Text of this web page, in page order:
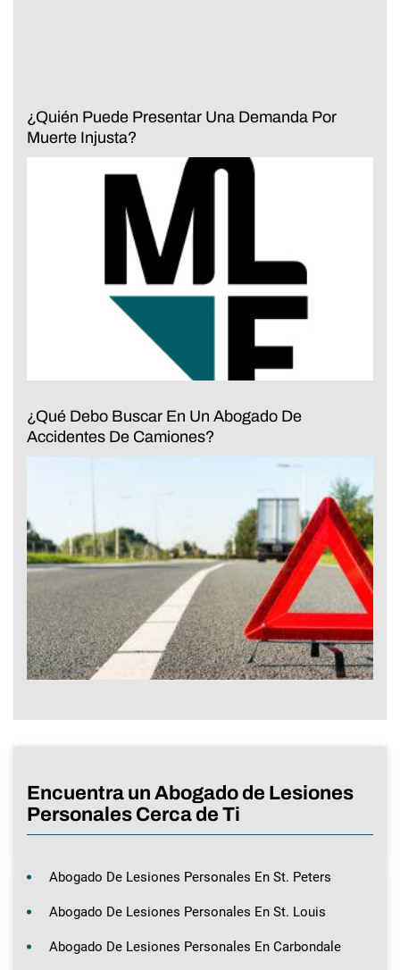
¿Quién Puede Presentar Una Demanda Por
Muerte Injusta?
¿Qué Debo Buscar En Un Abogado De
Accidentes De Camiones?
Encuentra un Abogado de Lesiones
Personales Cerca de Ti
Abogado De Lesiones Personales En St. Peters
Abogado De Lesiones Personales En St. Louis
Abogado De Lesiones Personales En Carbondale